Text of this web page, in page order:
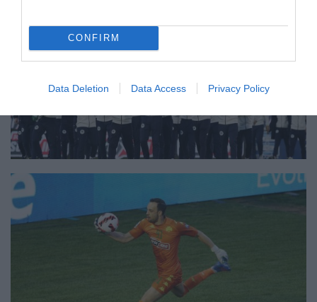
CONFIRM
Data Deletion Data Access Privacy Policy